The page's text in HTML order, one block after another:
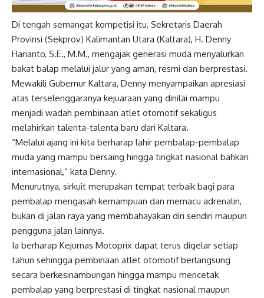
Di tengah semangat kompetisi itu, Sekretaris Daerah
Provinsi (Sekprov) Kalimantan Utara (Kaltara), H. Denny
Harianto, S.E., M.M., mengajak generasi muda menyalurkan
bakat balap melalui jalur yang aman, resmi dan berprestasi.
Mewakili Gubernur Kaltara, Denny menyampaikan apresiasi
atas terselenggaranya kejuaraan yang dinilai mampu
menjadi wadah pembinaan atlet otomotif sekaligus
melahirkan talenta-talenta baru dari Kaltara.
“Melalui ajang ini kita berharap lahir pembalap-pembalap
muda yang mampu bersaing hingga tingkat nasional bahkan
internasional,” kata Denny.
Menurutnya, sirkuit merupakan tempat terbaik bagi para
pembalap mengasah kemampuan dan memacu adrenalin,
bukan di jalan raya yang membahayakan diri sendiri maupun
pengguna jalan lainnya.
Ia berharap Kejurnas Motoprix dapat terus digelar setiap
tahun sehingga pembinaan atlet otomotif berlangsung
secara berkesinambungan hingga mampu mencetak
pembalap yang berprestasi di tingkat nasional maupun